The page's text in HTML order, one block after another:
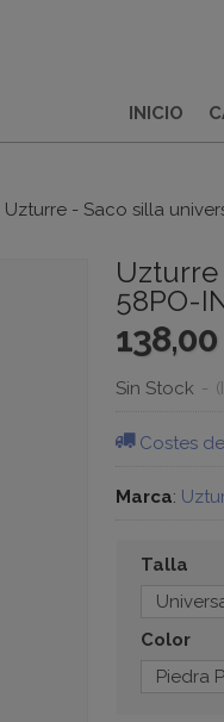
INICIO
Uzturre - Saco silla
58PO-
Sin Stock -
Costes
Marca:
Talla
Color